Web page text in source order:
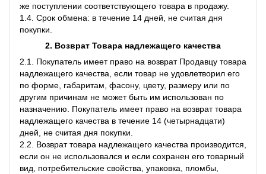
же поступлении соответствующего товара в продажу.
1.4. Срок обмена: в течение 14 дней, не считая дня
покупки.
2. Возврат Товара надлежащего качества
2.1. Покупатель имеет право на возврат Продавцу товара
надлежащего качества, если товар не удовлетворил его
по форме, габаритам, фасону, цвету, размеру или по
другим причинам не может быть им использован по
назначению. Покупатель имеет право на возврат товара
надлежащего качества в течение 14 (четырнадцати)
дней, не считая дня покупки.
2.2. Возврат товара надлежащего качества производится,
если он не использовался и если сохранен его товарный
вид, потребительские свойства, упаковка, пломбы,